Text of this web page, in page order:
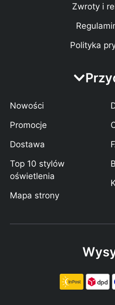
Zwroty i
Polityka
Nowości
Promocje
Dostawa
Top 10 stylów
oświetlenia
Mapa strony